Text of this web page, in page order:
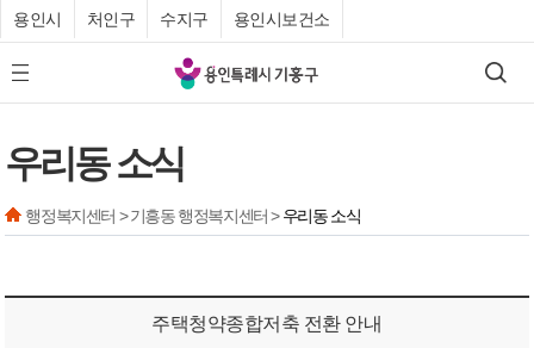
용인시 처인구 수지구 용인시보건소
모바일 메뉴 버튼
기
흥
청
검색
우리동 소식
행정복지센터 > 기흥동 행정복지센터 >우리동 소식
주택청약종합저축 전환 안내